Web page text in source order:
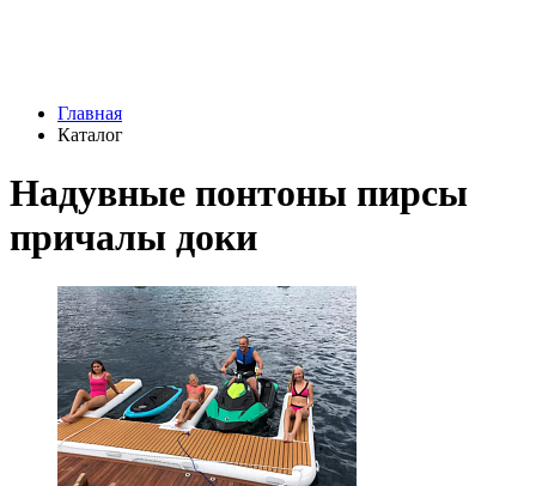
Главная
Каталог
Надувные понтоны пирсы
причалы доки